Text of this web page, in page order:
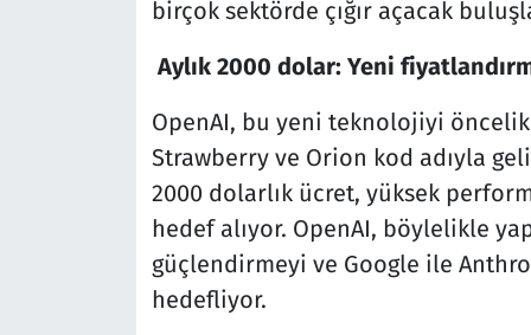
birçok sektörde çığır açacak
Aylık 2000 dolar: Yeni
OpenAI, bu yeni teknolojiyi
Strawberry ve Orion kod adıyla
2000 dolarlık ücret, yüksek
hedef alıyor. OpenAI, böylelikle
güçlendirmeyi ve Google ile
hedefliyor.